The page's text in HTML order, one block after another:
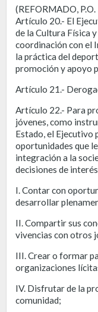
(REFORMADO,
Artículo 20.- El
de la Cultura Física
coordinación con el
la práctica del
promoción y apoyo
Artículo 21.-
Artículo 22.- Para
jóvenes, como
Estado, el Ejecutivo
oportunidades que
integración a la
decisiones de
I. Contar con
desarrollar
II. Compartir sus
vivencias con otros
III. Crear o formar
organizaciones
IV. Disfrutar de la
comunidad;